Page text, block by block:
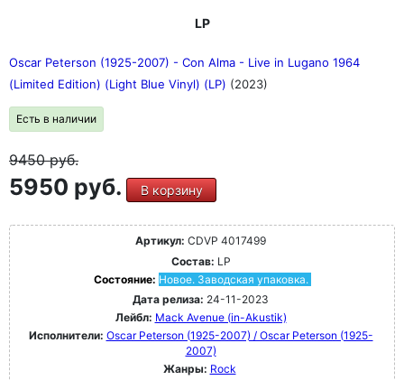
LP
Oscar Peterson (1925-2007) - Con Alma - Live in Lugano 1964
(Limited Edition) (Light Blue Vinyl) (LP) (2023)
Есть в наличии
9450руб.
5950 руб. В корзину
Артикул: CDVP 4017499
Состав: LP
Состояние: Новое. Заводская упаковка.
Дата релиза: 24-11-2023
Лейбл: Mack Avenue (in-Akustik)
Исполнители: Oscar Peterson (1925-2007) / Oscar Peterson (1925-
2007)
Жанры: Rock